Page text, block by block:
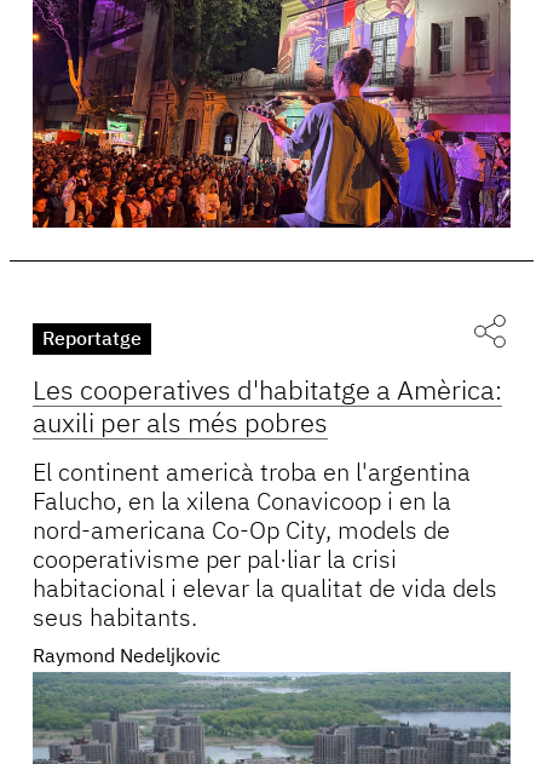
Reportatge
Les cooperatives d'habitatge a Amèrica:
auxili per als més pobres
El continent americà troba en l'argentina
Falucho, en la xilena Conavicoop i en la
nord-americana Co-Op City, models de
cooperativisme per pal·liar la crisi
habitacional i elevar la qualitat de vida dels
seus habitants.
Raymond Nedeljkovic